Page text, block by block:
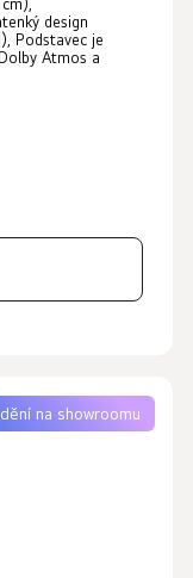
design
Podstavec je
Atmos a
na showroomu